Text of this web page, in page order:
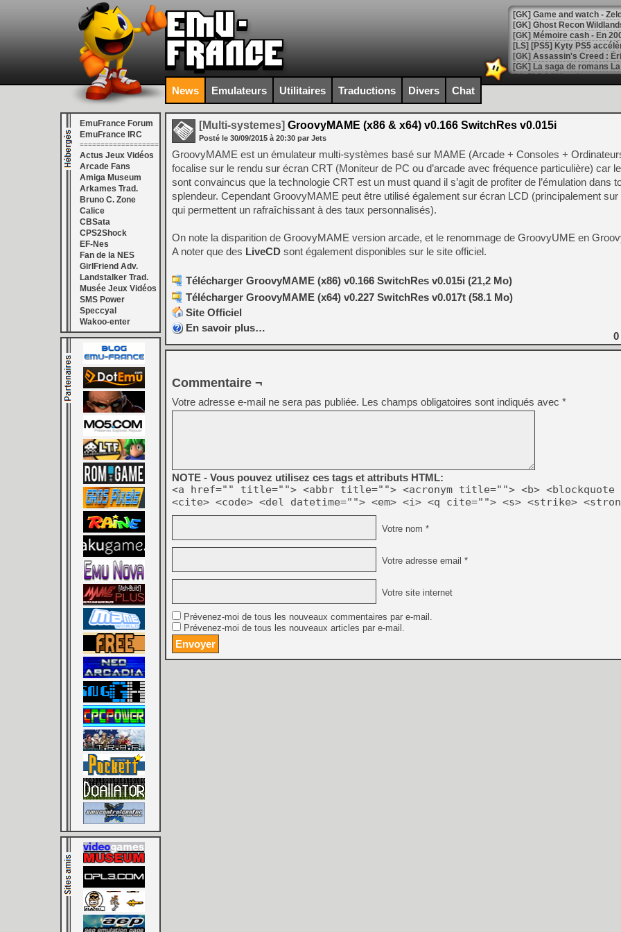
[Mo5] DOOM arrive en
[GK] Bethesda fête les 30
[GK] Roblox : l'action en
[GK] Agenda - GeForce
[GK] Devolver Digital en a
[LS] [PS5] ps5-y2jb-
[GK] Pourquoi Marvel
[GK] Test : Restory : Chill
[GK] GTA 6 : Rockstar
[GK] Hot Wheels Infinite
[GK] Mémoire cash -
[GK] Résultats Nintendo :
[GK] Déjà des
[Mo5] Brickboy cherche à
[GK] Minecraft et ses «
[GK] Beast of
[GK] Ubisoft : fin de partie
[GK] Mémoire cash -
[GK] Dan Houser (GTA)
[GK] Comment EA Sports
[GK] Crimson Moon : un
[GK] Isle of Reveries : le
[GK] Moonlighter 2 : The
[GK] Capcom relance
[Mo5] Deux inédits du
[GK] Le beat'em up The
[GK] Endless Legend 2 :
[LS] [PS5] Premiers
News Emulateurs Utilitaires Traductions Divers Chat
EmuFrance Forum
EmuFrance IRC
===================
Actus Jeux Vidéos
Arcade Fans
Amiga Museum
Arkames Trad.
Bruno C. Zone
Calice
CBSata
CPS2Shock
EF-Nes
Fan de la NES
GirlFriend Adv.
Landstalker Trad.
Musée Jeux Vidéos
SMS Power
Speccyal
Wakoo-enter
[Multi-systemes] GroovyMAME (x86 & x64) v0.166 SwitchRes v0.015i
Posté le 30/09/2015 à 20:30 par Jets
GroovyMAME est un émulateur multi-systèmes basé sur MAME (Arcade + Consoles +
focalise sur le rendu sur écran CRT (Moniteur de PC ou d’arcade avec fréquence particulière) car
sont convaincus que la technologie CRT est un must quand il s’agit de profiter de l’émulation dans
splendeur. Cependant GroovyMAME peut être utilisé également sur écran LCD (principalement
qui permettent un rafraîchissant à des taux personnalisés).
On note la disparition de GroovyMAME version arcade, et le renommage de GroovyUME en
A noter que des LiveCD sont également disponibles sur le site officiel.
Télécharger GroovyMAME (x86) v0.166 SwitchRes v0.015i (21,2 Mo)
Télécharger GroovyMAME (x64) v0.227 SwitchRes v0.017t (58.1 Mo)
Site Officiel
En savoir plus…
0
Commentaire ¬
Votre adresse e-mail ne sera pas publiée. Les champs obligatoires sont indiqués avec *
NOTE - Vous pouvez utilisez ces tags et attributs HTML:
<a href="" title=""> <abbr title=""> <acronym title=""> <b> <blockquote
<cite> <code> <del datetime=""> <em> <i> <q cite=""> <s> <strike>
Votre nom *
Votre adresse email *
Votre site internet
Prévenez-moi de tous les nouveaux commentaires par e-mail.
Prévenez-moi de tous les nouveaux articles par e-mail.